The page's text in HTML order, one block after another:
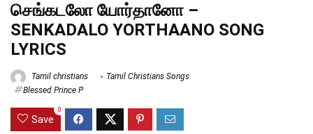
செங்கடலோ யோர்தானோ –
SENKADALO YORTHAANO SONG
LYRICS
Tamil christians
Tamil Christians Songs
Blessed Prince P
Save
0